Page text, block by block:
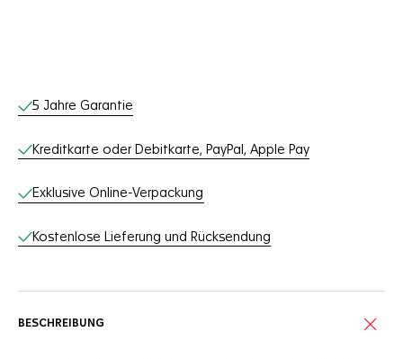
Online-Services
5 Jahre Garantie
Kreditkarte oder Debitkarte, PayPal, Apple Pay
Exklusive Online-Verpackung
Kostenlose Lieferung und Rücksendung
BESCHREIBUNG